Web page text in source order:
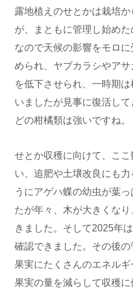
露地植えのせとかは栽培か
が、まともに管理し始め
なので天候の影響をモロ
められ、ヤブカラシやア
を低下させられ、一時期
いましたが見事に復活し
どの柑橘類は強いですね。
せとか収穫に向けて、こ
い、追肥や土壌改良にも
うにアゲハ蝶の幼虫が葉
たが年々、木が大きくな
きました。そして2025年
確認できました。その後
果実にたくさんのエネル
果実の量を減らして収穫に